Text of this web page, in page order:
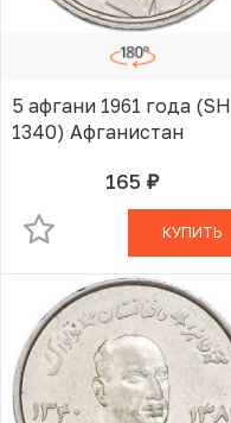
5 афгани 1961 года (SH
1340) Афганистан
165 руб.В КОРЗИНЕ
КУПИТЬ